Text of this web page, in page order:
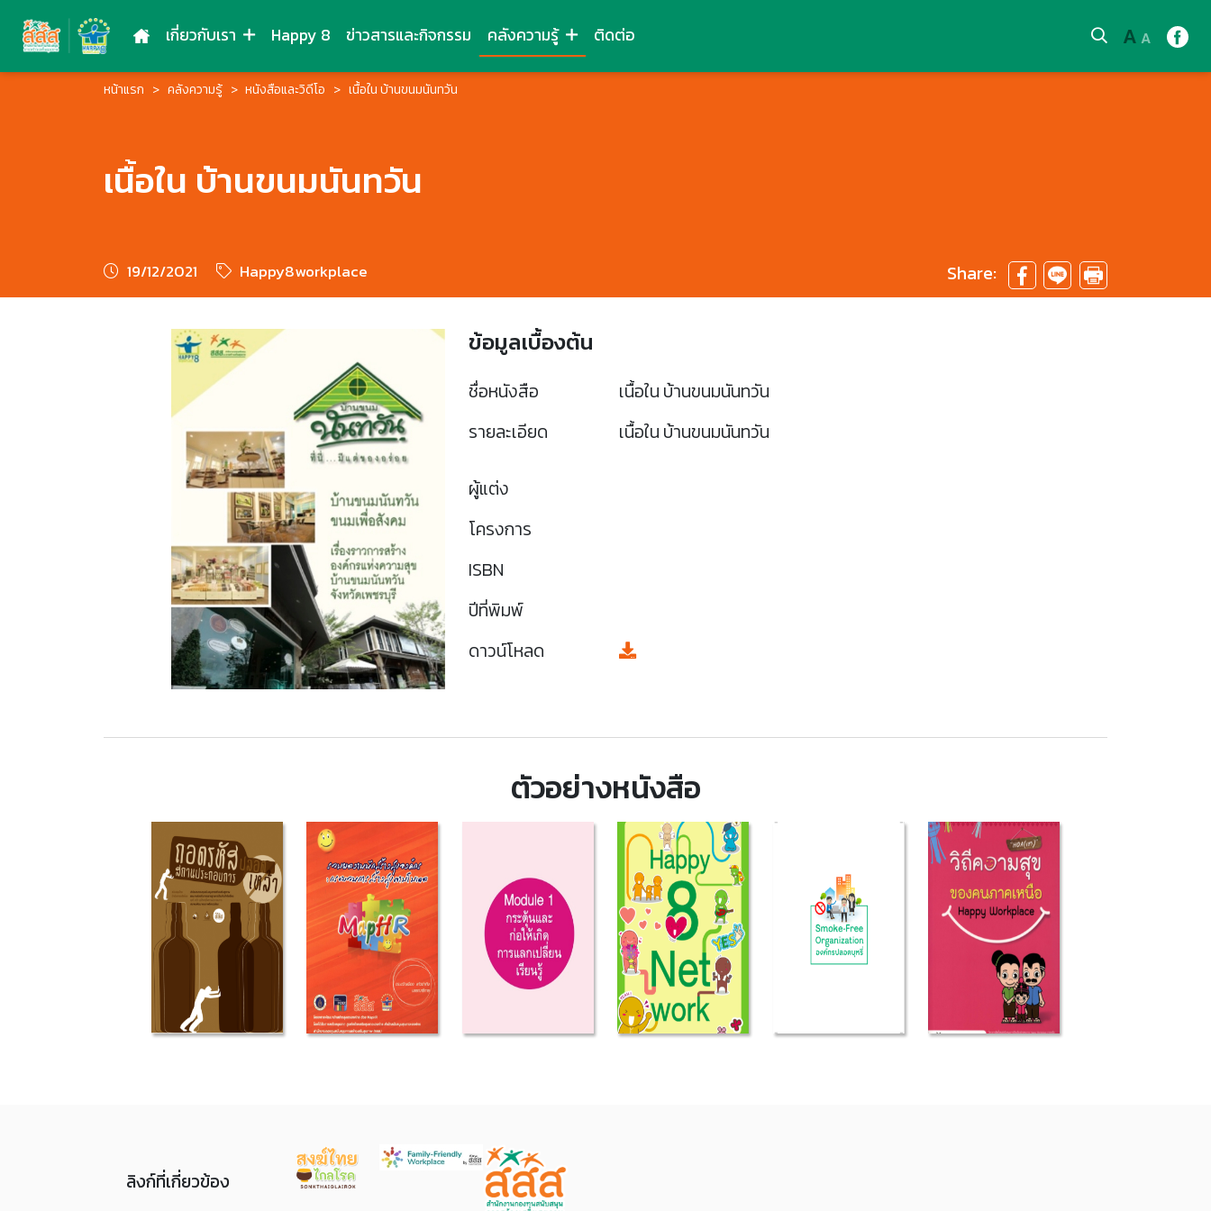
เกี่ยวกับเรา Happy 8 ข่าวสารและกิจกรรม คลังความรู้ ติดต่อ A A
หน้าแรก คลังความรู้ หนังสือและวิดีโอ เนื้อใน บ้านขนมนันทวัน
เนื้อใน บ้านขนมนันทวัน
19/12/2021 Happy8workplace Share:
ข้อมูลเบื้องต้น
ชื่อหนังสือ
เนื้อใน บ้านขนมนันทวัน
รายละเอียด
เนื้อใน บ้านขนมนันทวัน
ผู้แต่ง
โครงการ
ISBN
ปีที่พิมพ์
ดาวน์โหลด
ตัวอย่างหนังสือ
ลิงก์ที่เกี่ยวข้อง